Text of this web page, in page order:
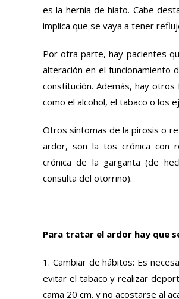
es la hernia de hiato. Cabe
implica que se vaya a tener
Por otra parte, hay pacientes
alteración en el funcionamiento
constitución. Además, hay
como el alcohol, el tabaco o los
Otros síntomas de la pirosis o
ardor, son la tos crónica con
crónica de la garganta (de
consulta del otorrino).
Para tratar el ardor hay que
1. Cambiar de hábitos: Es
evitar el tabaco y realizar
cama 20 cm. y no acostarse al